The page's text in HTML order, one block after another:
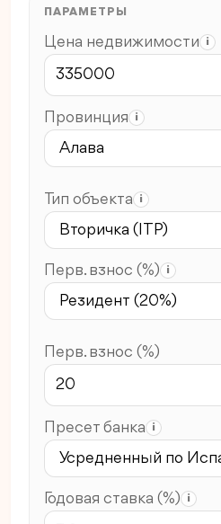
ПАРАМЕТРЫ
Цена недвижимости i
Провинция i
Тип объекта i
Перв. взнос (%) i
Перв. взнос (%)
Пресет банка i
Годовая ставка (%) i